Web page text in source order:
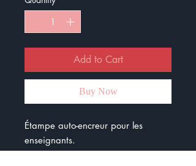
Add to Cart
Buy Now
Étampe auto-encreur pour les
enseignants.